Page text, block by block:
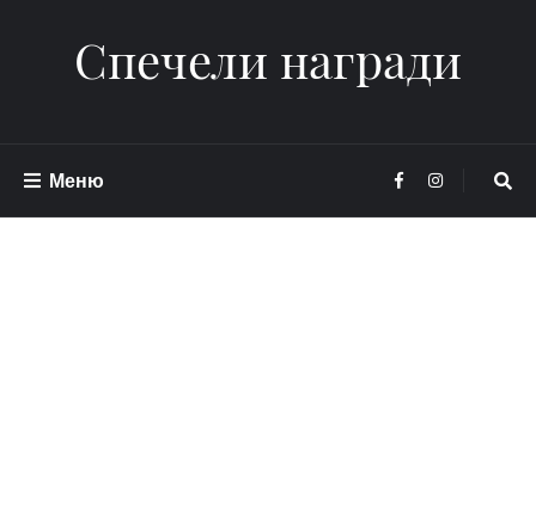
Спечели награди
Меню